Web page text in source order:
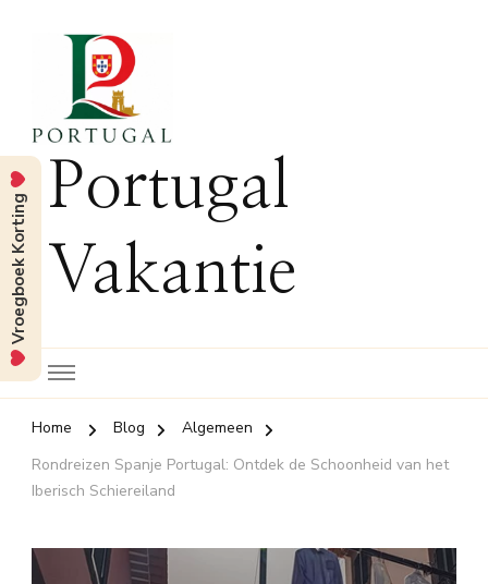
Portugal
Vakantie
Home Blog
Algemeen
Rondreizen Spanje Portugal: Ontdek de Schoonheid van het
Iberisch Schiereiland
Vroegboek Korting